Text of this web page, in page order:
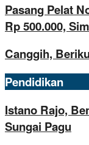
Pasang Pelat
Rp 500.000,
Canggih,
Pendidikan
Istano Rajo,
Sungai Pagu